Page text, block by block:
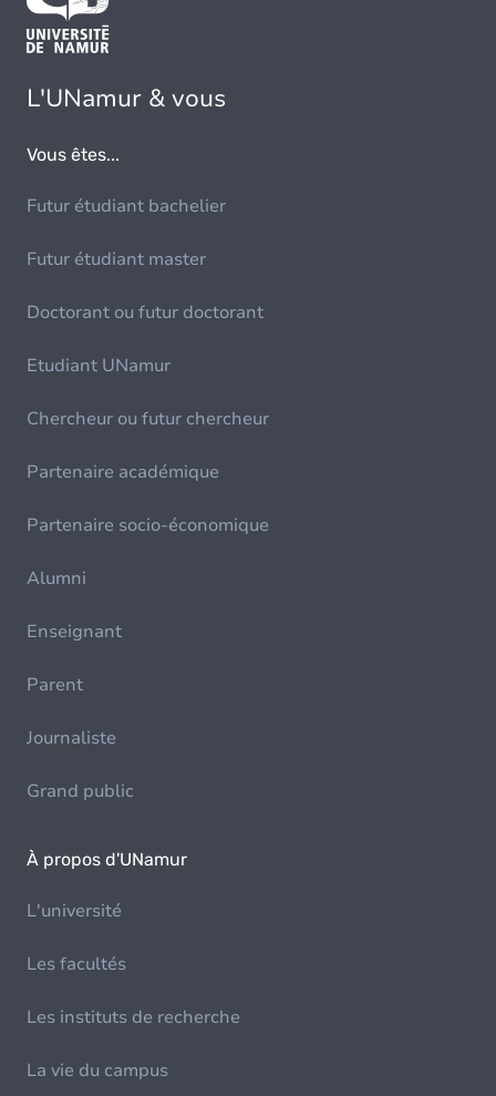
L'UNamur & vous
Vous êtes...
Futur étudiant bachelier
Futur étudiant master
Doctorant ou futur doctorant
Etudiant UNamur
Chercheur ou futur chercheur
Partenaire académique
Partenaire socio-économique
Alumni
Enseignant
Parent
Journaliste
Grand public
À propos d'UNamur
L'université
Les facultés
Les instituts de recherche
La vie du campus